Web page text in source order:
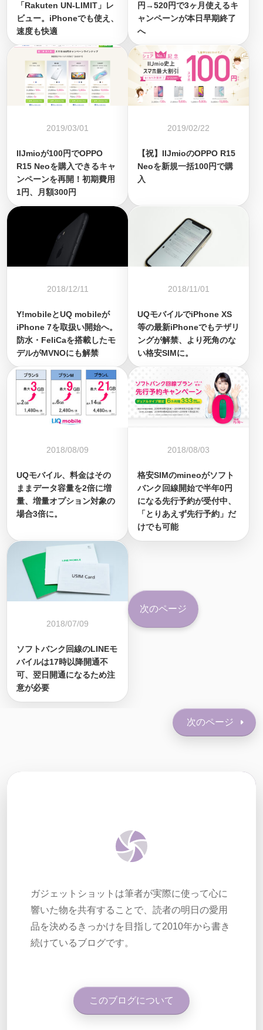
「Rakuten UN-LIMIT」レ
ビュー。iPhoneでも使え、
速度も快適
円→520円で3ヶ月使えるキ
ャンペーンが本日早期終了
へ
2019/03/01
IIJmioが100円でOPPO
R15 Neoを購入できるキャ
ンペーンを再開！初期費用
1円、月額300円
2019/02/22
【祝】IIJmioのOPPO R15
Neoを新規一括100円で購
入
2018/12/11
Y!mobileとUQ mobileが
iPhone 7を取扱い開始へ。
防水・FeliCaを搭載したモ
デルがMVNOにも解禁
2018/11/01
UQモバイルでiPhone XS
等の最新iPhoneでもテザリ
ングが解禁、より死角のな
い格安SIMに。
2018/08/09
UQモバイル、料金はその
ままデータ容量を2倍に増
量、増量オプション対象の
場合3倍に。
2018/08/03
格安SIMのmineoがソフト
バンク回線開始で半年0円
になる先行予約が受付中、
「とりあえず先行予約」だ
けでも可能
2018/07/09
ソフトバンク回線のLINEモ
バイルは17時以降開通不
可、翌日開通になるため注
意が必要
次のページ
次のページ
ガジェットショットは筆者が実際に使って心に
響いた物を共有することで、読者の明日の愛用
品を決めるきっかけを目指して2010年から書き
続けているブログです。
このブログについて